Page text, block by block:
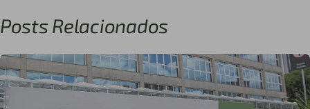
Posts Relacionados